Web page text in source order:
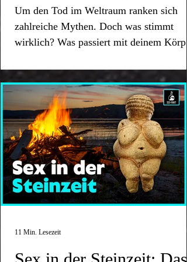
sie zu verrotten, wodurch Kohlendioxid entsteht.
solange es intakt unter Wasser bleibt. Seegräser
sind auf der ganzen Welt bedroht. In den
Europas und Nordamerikas an einem Schleimpilz
(„Wasting Disease“). Niederländische Forscher
kamen zu dem Ergebnis, dass zu wenig
Sonnenlicht der Hauptgrund für dieses
Massensterben gewesen ist. Durch die mangelnde
Sonnenstrahlung wuchsen die Seegräser schlecht,
da sie weniger Photosynthese betrieben.
Infolgedessen konnten sich Pilze bzw. Bakterien
besser von ihnen ernähren – besonders in
schattigen Gebieten wird das häufiger
beobachtet. Die Wissenschaftler schlussfolgern
sogar, dass die Seegräser auch ohne Schleimpilz
an der fehlenden Sonnenstrahlung eingegangen
nicht erholt. Auch interessant: „Warum
gefährdet der Klimawandel das Wachstum von
Pflanzenvielfalt und effektive CO₂-Speicherung.
Unglaublich! Menschengemachtes Grünland,
insbesondere Weideflächen für Tiere, sind dabei
genauso wichtig, wie natürliches Grasland.
CO₂-Speicherkapazität des Bodens verbessern,
wie dänische Wissenschaftler herausgefunden
haben: „Vor allem große, pflanzenfressende Tiere
können helfen, den Kohlenstoffkreislauf zu
beleben und große Mengen Kohlenstoff im
Boden einzulagern. Tiere reißen den Boden auf
der Suche nach Nahrung auf, sie scharren,
graben und wühlen, während sie an anderen
Stellen den Boden verdichten, indem sie in
großen Gruppen darübertrampeln. Außerdem
fressen sie die Vegetation an der einen Stelle weg
und scheiden die darin enthaltenen Nährstoffe an
einer anderen wieder aus.“ – Jens-Christian
von Böden verbessern. Allerdings setzen Rinder
Hier erfährst du mehr: „Wie viel Methan stößt
von UVB-76 wäre also in diesem Fall Misstrauen
hervorragend funktioniert. Wissenswert:
Gemeinsam mit anderen Radiostationen wie
„Squeaky Wheel“ oder „The Pip“ bildet „The
ein militärisches Kommunikationsnetzwerk in
Russland. The Buzzer: Abweichungen vom
Sendeplan Die mysteriöse russische
Radiostation sendet seit den 1970ern ihr
monotones Dauersummen in die Welt – jedoch
nicht ausschließlich. Mittlerweile sind
regelmäßig Sprachnachrichten oder
Maschinengeräusche zu hören. Es wurde sogar
schon Musik gespielt. Außerdem gibt es immer
wieder Versuche den Sendebetrieb von UVB-76
zu stören. Manchmal brach die Sendung ganz ab,
wurde jedoch bisher immer wieder
aufgenommen. Hier einige konkrete Beispiele für
2001: Mehrere Gespräche auf Russisch waren im
Hier Einhundertdreiundvierzig! Ich empfange
Linie durch das Verbrennen von Bäumen –
entweder direkt bei Brandrodungen oder später
als Brennholz. Die Forstmaschinen emittieren
Kohlendioxid während der Waldarbeiten und
wichtige CO₂-Speicherkapazitäten der Natur
verloren. Denn das gespeicherte Kohlendioxid im
Holz wird beim Verbrennen oder Verrotten
wieder in die Atmosphäre abgegeben. Auch
interessant: „Wie viel CO₂ wird durch
Waldbrände verursacht?“ Doch es geht nicht
nur um CO₂. Eine internationale Studie zeigte
einmal mehr, wie komplex Regenwälder wirklich
sind. Beim Austrocknen von Feuchtgebieten und
bei der Verdichtung von Böden kann
Distickstoffmonoxid (N₂O) ausgestoßen werden,
auch bekannt als Lachgas. Hierbei handelt es sich
vernachlässigt wird. Außerdem produziert das
freigesetzten Methans (CH4) . Dieses Gas
und Süßwassereinträgen durch schmelzendes Eis
(Polkappen, Gletscher und Permafrost ) immer
schlechter zirkulieren. Es fehlt das kalte, dichte
und salzhaltige Wasser, das absinkt und dadurch
antreibt. Diese ist maßgeblich an der
Aufrechterhaltung des Golfstroms beteiligt, der
in Europa für ein mildes Klima sorgt. Ohne den
Golfstrom könnte es hierzulande um einige Grad
kälter werden. Der Klimawandel bringt also
tiefgreifende und komplexe Folgen mit sich.
Hinzu kommt, dass der pH-Wert des Wassers
sinkt, je mehr CO₂ darin gelöst wird. Mit
anderen Worten: Die Ozeane versauern , wenn
die Kohlendioxid-Konzentration unserer
Atmosphäre zu hoch ist. Diese
„Ozeanversauerung“ macht sich bereits
bemerkbar – besonders bei kalkbildenden
saurer das Meerwasser wird, desto schwieriger ist
begrenzt nach oben und zur Seite bewegen
Meeresreptil seinen langen Hals zu einer „S-
Form“ krümmt, sind also inkorrekt. Allerdings
zum Beispiel bei der Nahrungssuche viel am
Meeresboden schwamm und der lange Hals hier
von Vorteil war. Ein Plesiosaurus-Fossil im
Zigong Dinosaur Museum, China. Bild: 苏你妹~
(CC) 6. Plesiosaurus jagte nur kleine Beute. Der
Plesiosaurus fraß vor allem Ammoniten ,
Muscheln, Krebse und kleine Tiere am
Meeresgrund. Trotz seiner doch beachtlichen
Körpergröße jagte der Saurier keine großen
Beutetiere. 7. Plesiosaurus musste regelmäßig an
die Oberfläche, um Luft zu holen. Obwohl der
Plesiosaurus ein Meeresbewohner war, musste er
besaß keine Kiemen, sondern Lungen. Wie lange
Vergleich: Heute lebende Delfine können
Zwergschimpansen-Weibchen „verwöhnte“ sich
mit ihren Händen und steckte sich dabei sogar
beschreibt zwei junge Orang-Utan-Weibchen, die
vorstehenden Schweißkuppen rieben“. Es wurde
dokumentiert, wie weibliche Schimpansen
Holzstücke zurechtbeißen, um sie sich im
Anschluss einzuführen. 2. Elefanten
Elefantenbullen benutzen ihren eigenen Rüssel,
um damit an ihrem erigierten Glied zu saugen.
Weibliche Elefanten wurden dabei beobachtet,
wie sie mit dem Rüssel an ihren zwischen den
Beinen befindlichen Zitzen „suckeln“, während
sie sich mit ihrem Schwanz von hinten auf ihre
Vulva schlagen. 3. Fledermäuse Männliche
Vampirfledermäuse und Fruchtfledermäuse
befriedigen sich, kopfüber hängend, mit ihren
Pinguinen, die keinen Partner gefunden haben,
Genitalien an Steinen reiben. 5. Bären Bären-
Meter dick werden. Faktencheck: Allerdings
Zersetzungsprozesse statt. Dabei entsteht ein
anderes Treibhausgas: Methan (CH4) . Diese
Wiedervernässung von Mooren kann es
kurzfristig zu einer höheren Methan-Produktion
kommen, die jedoch in den Folgejahren schnell
sinkt. Der Nutzen einer Moor-Renaturierung für
das Klima ist also immer größer. Abgebauter
Torf auf dickem Torfboden. Wissenswert:
Obwohl Moore für manche Augen „eintönig“
wirken, weisen sie eine große Vielfalt an
Pflanzen und Tieren auf. Manche Arten gibt es
nur in diesen Feuchtgebieten, darunter den
Sonnentau oder den Sumpfgrashüpfer. „Moore
sind für mich die faszinierendsten Lebensräume,
weil sie ihre Geschichte mit festhalten: Es sind
sind und damit Informationen speichern. Moore
Extremlebensbedingungen.“ – Michael Succow,
sehr viel Kohlenstoff, wodurch große Mengen
Kohlendioxid aufgespalten werden. Dabei
entsteht auch Sauerstoff, was das kleine
Lebewesen heute zu einem der wichtigsten
Wenn die Kalkalge stirbt, sinkt der gebundene
Kohlenstoff mit ihr in die Tiefsee und wird dort
für mehrere Jahrtausende eingelagert. Die
Kalkalgen, genauso wie andere Algenarten, sind
also starke Verbündete im Kampf gegen den
Klimawandel. Hintergrundwissen: Laut der
Swansea University können 1 Kilogramm Algen
im Allgemeinen 1,8 Kilogramm CO₂
aufnehmen. Die Technische Universität
Hamburg spricht von 55 Gramm
photosynthetisch absorbiertem CO₂ durch 30
Gramm Algen. Hier kannst du dir ein kurzes
Video zu den Auswirkungen von
herausgefunden, dass sich Emiliania huxleyi
Wasser anpassen könnte. Doch das ist kein Grund
einer australischen Studie haben sich „durch die
Erderwärmung verursachte extreme Waldbrände“
in den letzten zwei Jahrzehnten verdoppelt. Die
Folgen des Klimawandels Das Paradoxe daran
ist, dass die Zahl der Waldbrände bzw. die durch
so die Forscher. Aber die weiterhin
stattfindenden Brände richten Schäden in bisher
ungeahntem Ausmaß an. Wir haben also weniger
Waldbrände als noch vor 100 Jahren, dafür
werden die Feuerkatastrophen immer extremer.
Solche extremen Waldbrände haben seit 2003 um
das 2,2-fache zugenommen und setzen nicht nur
enorme Mengen an Kohlendioxid frei, sondern
fordern jedes Jahr Todesopfer, vernichten
wertvolle Biomasse und haben gravierende
ökologische und gesellschaftliche Folgen. Der
Verlust von Wäldern durch Brände ist nicht nur
bitter, weil große Mengen an Treibhausgasen
bedeutender Teil der CO₂-Speicherkapazität der
Entlang des Äquators fällt am meisten mariner
Schnee – und das bis in eine Tiefe von 5.000
Metern. Welche Tiere fressen Meeresschnee?
Doch nicht alle organischen Partikel in unseren
Meeresgrund. Viele werden noch während ihrer
Reise in die Tiefsee gefressen und bilden eine
wichtige Nahrungsquelle für zahlreiche
Tierarten. Einige Lebewesen haben sich sogar
darauf spezialisiert, diese filigranen Partikel
aufzunehmen – darunter der Vampirkalmar. Auch
winzige Aallarven, die nur rund 1 Zentimeter
groß sind, ernähren sich von marinem Schnee.
Ja, sie sind vollständig auf ihn angewiesen. Denn
die Tiefsee gilt als nährstoffarmer Lebensraum.
Wer hier überleben will, ist entweder ein
geschickter Jäger in der Dunkelheit oder bleibt
abhängig von dem, was von oben hinabfällt.
Tiefsee sinkt. Dieses äußerst seltene, aber
„Walfall“. Wenn ein Walkadaver auf dem
Vakuum?
Um den Tod im Weltraum ranken sich
zahlreiche Mythen. Doch was stimmt
wirklich? Was passiert mit deinem
11 Min. Lesezeit